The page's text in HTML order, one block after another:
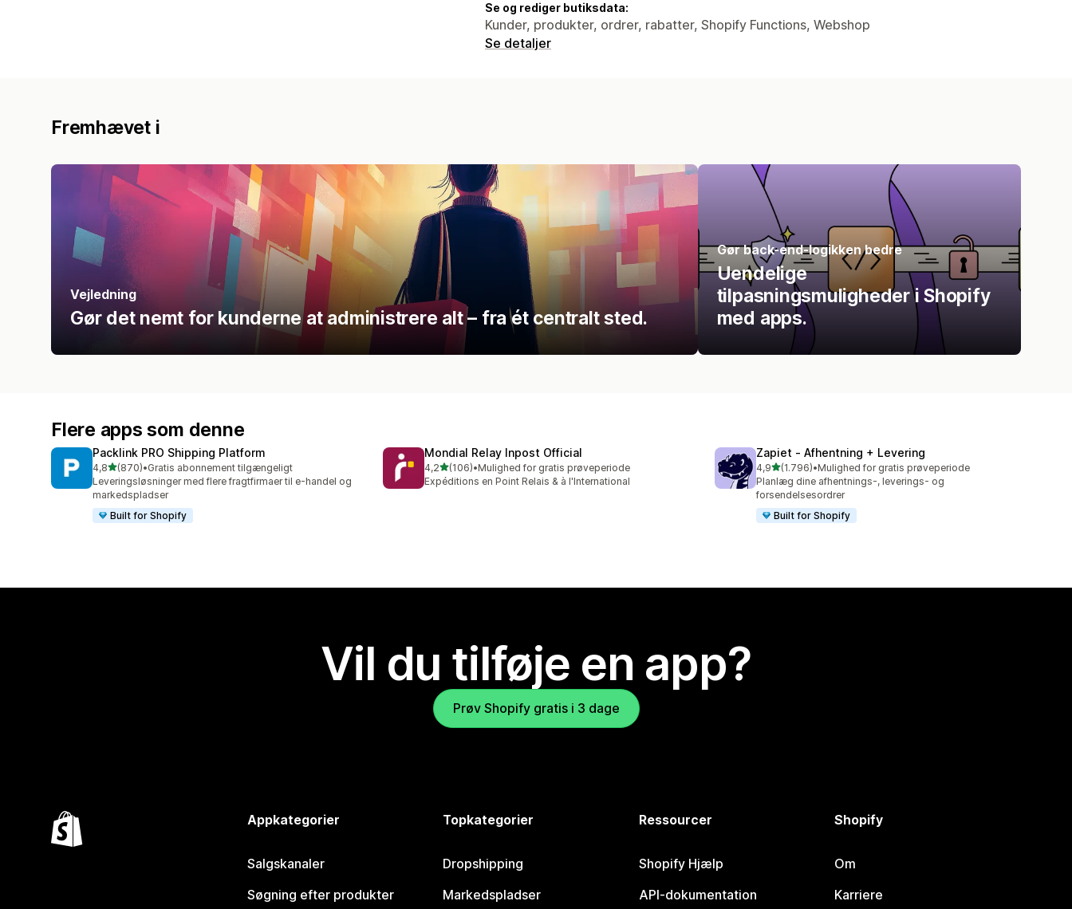
Se og rediger butiksdata:
Kunder, produkter, ordrer, rabatter, Shopify Functions, Webshop
Se detaljer
Fremhævet i
Vejledning
Gør det nemt for kunderne at administrere alt – fra ét centralt sted.
Gør back-end-logikken bedre
Uendelige
tilpasningsmuligheder i Shopify
med apps.
Flere apps som denne
Packlink PRO Shipping Platform
4,8ud af 5 stjerner
(870)
870 anmeldelser i alt
•Gratis abonnement tilgængeligt
Leveringsløsninger med flere fragtfirmaer til e-handel og
markedspladser
Built for Shopify
Mondial Relay Inpost Official
4,2ud af 5 stjerner
(106)
106 anmeldelser i alt
•Mulighed for gratis prøveperiode
Expéditions en Point Relais & à l'International
Zapiet ‑ Afhentning + Levering
4,9ud af 5 stjerner
(1.796)
1796 anmeldelser i alt
•Mulighed for gratis prøveperiode
Planlæg dine afhentnings-, leverings- og
forsendelsesordrer
Built for Shopify
Vil du tilføje en app?
Prøv Shopify gratis i 3 dage
Appkategorier
Salgskanaler
Søgning efter produkter
Topkategorier
Dropshipping
Markedspladser
Ressourcer
Shopify Hjælp
API-dokumentation
Shopify
Om
Karriere